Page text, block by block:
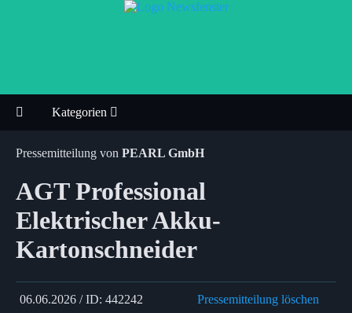
Kategorien
Pressemitteilung von PEARL GmbH
AGT Professional
Elektrischer Akku-
Kartonschneider
06.06.2026 / ID: 442242
Pressemitteilung löschen